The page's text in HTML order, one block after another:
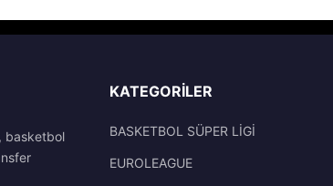
basketbol
KATEGORILER
BASKETBOL SÜPER LİGİ
EUROLEAGUE